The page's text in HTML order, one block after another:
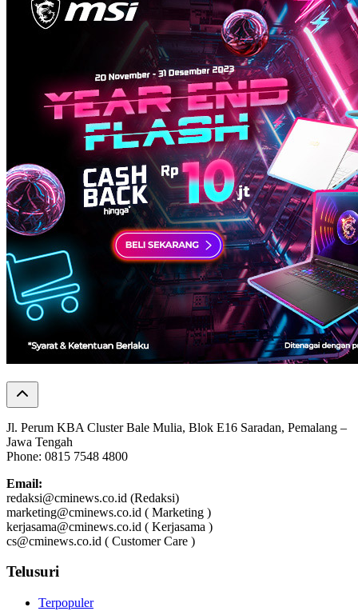
Jl. Perum KBA Cluster Bale Mulia, Blok E16 Saradan, Pemalang –
Jawa Tengah
Phone: 0815 7548 4800
Email:
redaksi@cminews.co.id (Redaksi)
marketing@cminews.co.id ( Marketing )
kerjasama@cminews.co.id ( Kerjasama )
cs@cminews.co.id ( Customer Care )
Telusuri
Terpopuler